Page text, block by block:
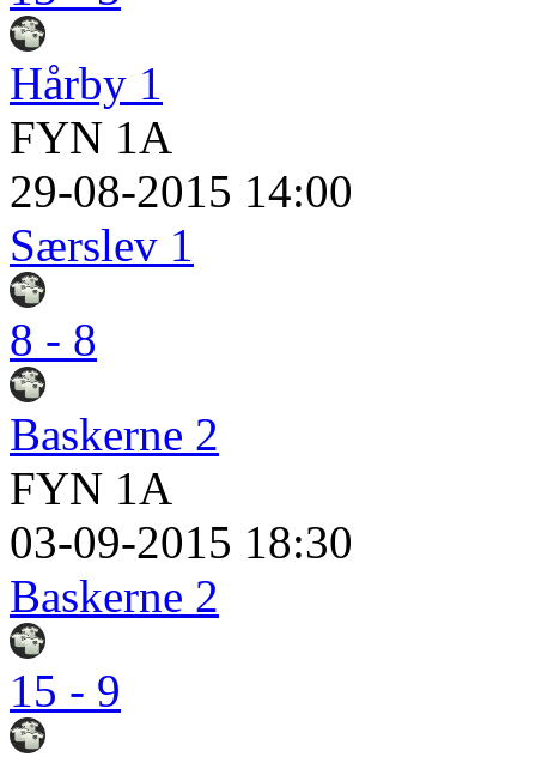
Hårby 1
FYN 1A
29-08-2015 14:00
Særslev 1
8 - 8
Baskerne 2
FYN 1A
03-09-2015 18:30
Baskerne 2
15 - 9